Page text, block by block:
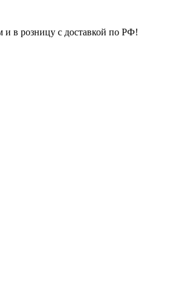
и в розницу с доставкой по РФ!